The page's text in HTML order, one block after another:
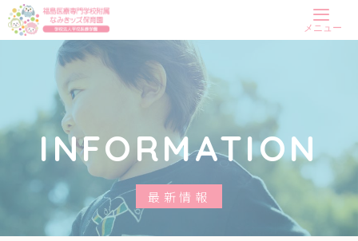
Skip
メニュー
INFORMATION
最新情報